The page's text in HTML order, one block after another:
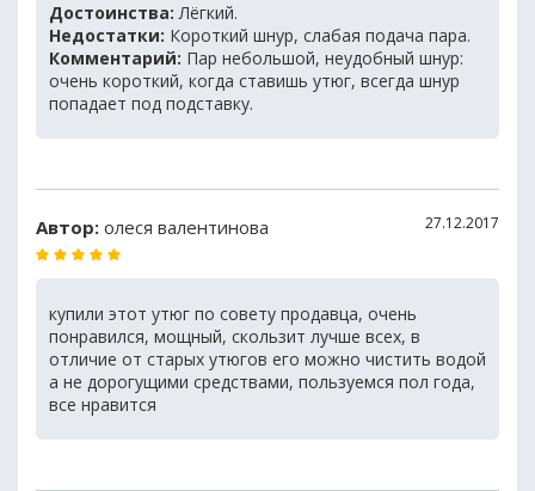
Достоинства: Лёгкий.
Недостатки: Короткий шнур, слабая подача пара.
Комментарий: Пар небольшой, неудобный шнур:
очень короткий, когда ставишь утюг, всегда шнур
попадает под подставку.
Автор: олеся валентинова 27.12.2017
купили этот утюг по совету продавца, очень
понравился, мощный, скользит лучше всех, в
отличие от старых утюгов его можно чистить водой
а не дорогущими средствами, пользуемся пол года,
все нравится